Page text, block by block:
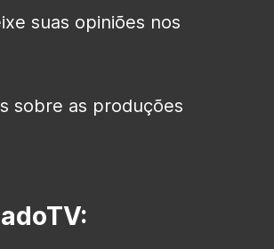
suas opiniões nos
sobre as produções